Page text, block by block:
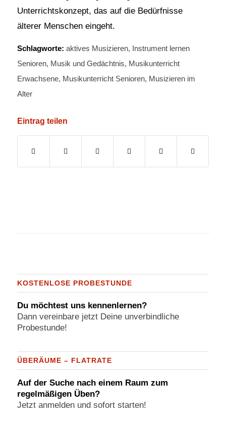
Unterrichtskonzept, das auf die Bedürfnisse
älterer Menschen eingeht.
Schlagworte: aktives Musizieren, Instrument lernen
Senioren, Musik und Gedächtnis, Musikunterricht
Erwachsene, Musikunterricht Senioren, Musizieren im
Alter
Eintrag teilen
KOSTENLOSE PROBESTUNDE
Du möchtest uns kennenlernen?
Dann vereinbare jetzt Deine unverbindliche
Probestunde!
ÜBERÄUME – FLATRATE
Auf der Suche nach einem Raum zum
regelmäßigen Üben?
Jetzt anmelden und sofort starten!